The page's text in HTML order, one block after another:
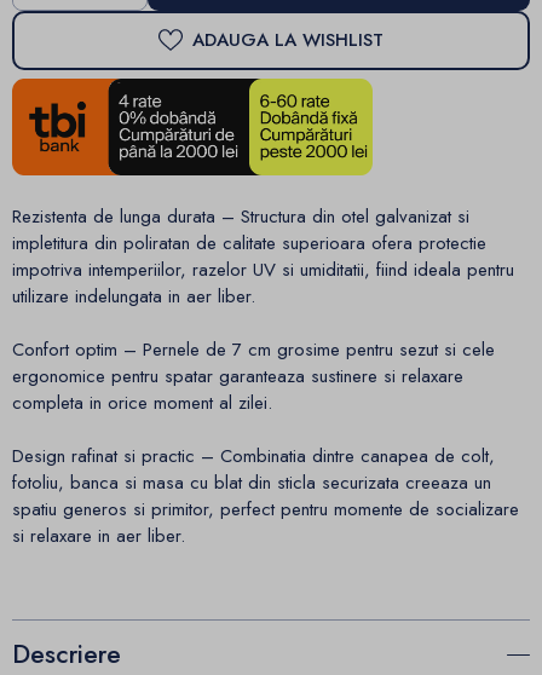
ADAUGA LA WISHLIST
Rezistenta de lunga durata – Structura din otel galvanizat si
impletitura din poliratan de calitate superioara ofera protectie
impotriva intemperiilor, razelor UV si umiditatii, fiind ideala pentru
utilizare indelungata in aer liber.
Confort optim – Pernele de 7 cm grosime pentru sezut si cele
ergonomice pentru spatar garanteaza sustinere si relaxare
completa in orice moment al zilei.
Design rafinat si practic – Combinatia dintre canapea de colt,
fotoliu, banca si masa cu blat din sticla securizata creeaza un
spatiu generos si primitor, perfect pentru momente de socializare
si relaxare in aer liber.
Descriere